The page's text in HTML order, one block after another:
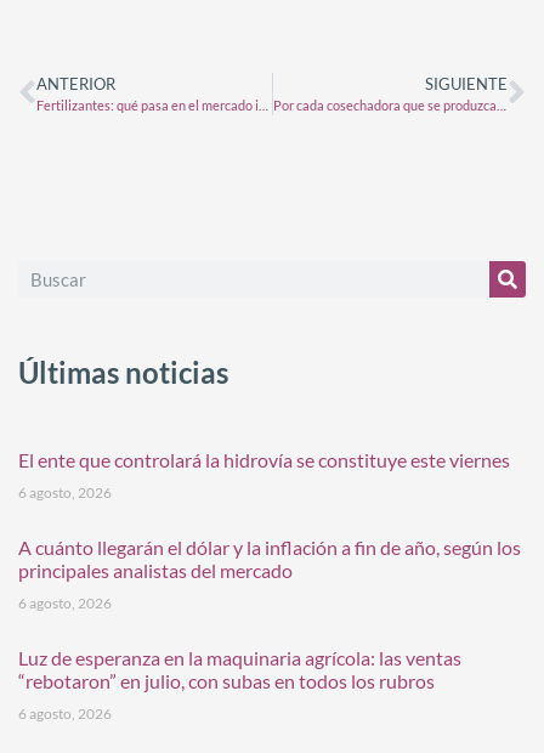
ANTERIOR SIGUIENTE
Últimas noticias
El ente que controlará la hidrovía se constituye este viernes
6 agosto, 2026
A cuánto llegarán el dólar y la inflación a fin de año, según los
principales analistas del mercado
6 agosto, 2026
Luz de esperanza en la maquinaria agrícola: las ventas
“rebotaron” en julio, con subas en todos los rubros
6 agosto, 2026